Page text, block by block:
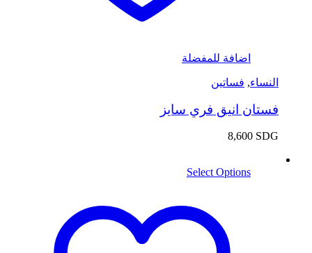
اضافة للمفضلة
النساء, فساتين
فستان انيق فري سايز
8,600 SDG
Select Options